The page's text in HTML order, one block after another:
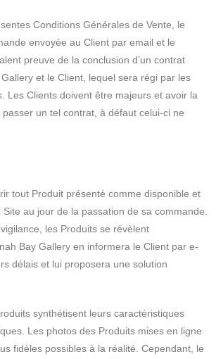
Conditions Générales de Vente, le
envoyée au Client par email et le
preuve de la conclusion d’un contrat
et le Client, lequel sera régi par les
Les Clients doivent être majeurs et avoir la
un tel contrat, à défaut celui-ci ne
tout Produit présenté comme disponible et
au jour de la passation de sa commande.
les Produits se révèlent
Bay Gallery en informera le Client par e-
délais et lui proposera une solution
synthétisent leurs caractéristiques
Les photos des Produits mises en ligne
fidèles possibles à la réalité. Cependant, le